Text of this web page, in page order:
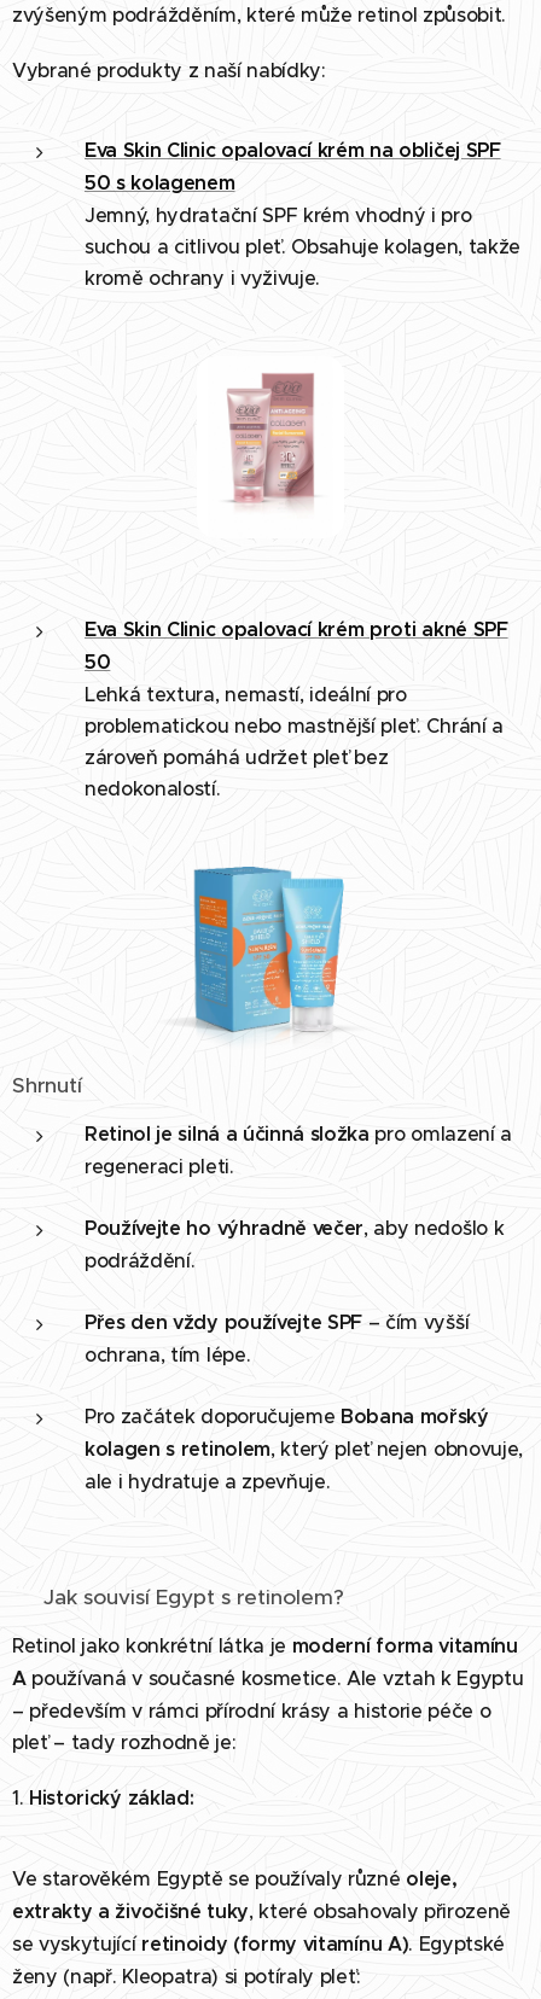
zvýšeným podrážděním, které může retinol způsobit.
Vybrané produkty z naší nabídky:
Eva Skin Clinic opalovací krém na obličej SPF
50 s kolagenem
Jemný, hydratační SPF krém vhodný i pro
suchou a citlivou pleť. Obsahuje kolagen, takže
kromě ochrany i vyživuje.
Eva Skin Clinic opalovací krém proti akné SPF
50
Lehká textura, nemastí, ideální pro
problematickou nebo mastnější pleť. Chrání a
zároveň pomáhá udržet pleť bez
nedokonalostí.
Shrnutí
Retinol je silná a účinná složka pro omlazení a
regeneraci pleti.
Používejte ho výhradně večer, aby nedošlo k
podráždění.
Přes den vždy používejte SPF – čím vyšší
ochrana, tím lépe.
Pro začátek doporučujeme Bobana mořský
kolagen s retinolem, který pleť nejen obnovuje,
ale i hydratuje a zpevňuje.
🏺 Jak souvisí Egypt s retinolem?
Retinol jako konkrétní látka je moderní forma vitamínu
Apoužívaná v současné kosmetice. Ale vztah k Egyptu
– především v rámci přírodní krásy a historie péče o
pleť – tady rozhodně je:
1. Historický základ:
Ve starověkém Egyptě se používaly různé oleje,
extrakty a živočišné tuky, které obsahovaly přirozeně
se vyskytující retinoidy (formy vitamínu A). Egyptské
ženy (např. Kleopatra) si potíraly pleť: